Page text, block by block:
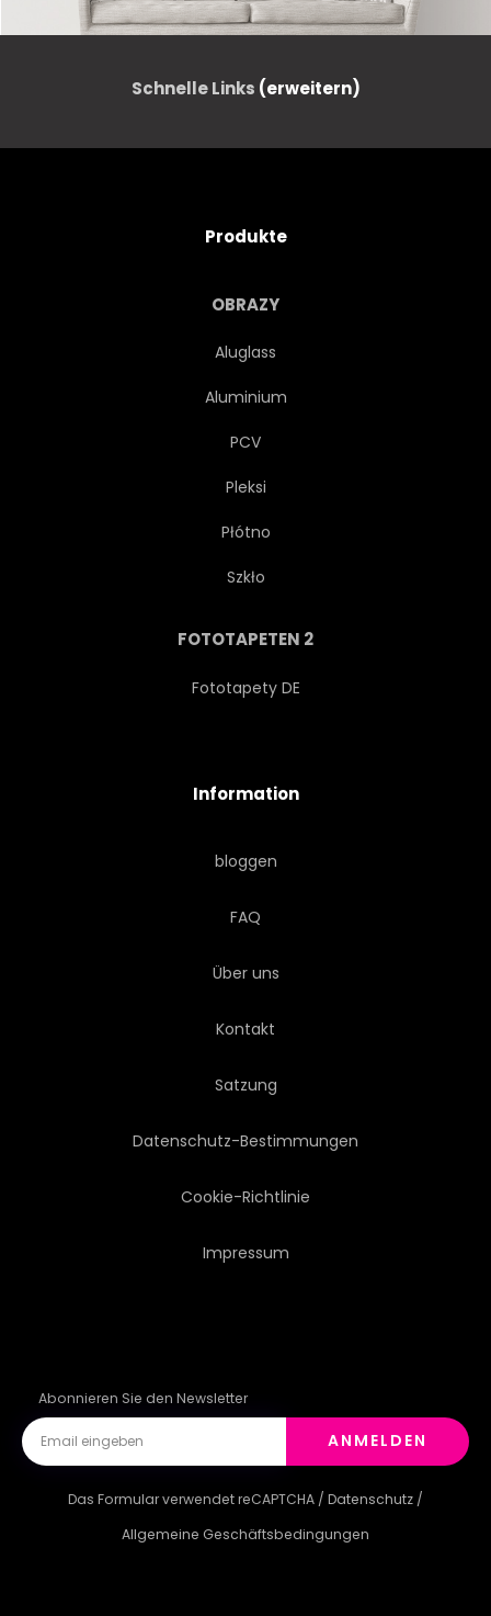
Schnelle Links (erweitern)
Produkte
OBRAZY
Aluglass
Aluminium
PCV
Pleksi
Płótno
Szkło
FOTOTAPETEN 2
Fototapety DE
Information
bloggen
FAQ
Über uns
Kontakt
Satzung
Datenschutz-Bestimmungen
Cookie-Richtlinie
Impressum
Abonnieren Sie den Newsletter
ANMELDEN
Das Formular verwendet reCAPTCHA / Datenschutz /
Allgemeine Geschäftsbedingungen